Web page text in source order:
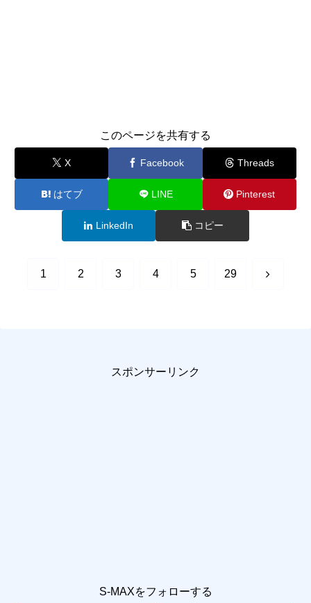
このページを共有する
X Facebook Threads
はてブ LINE Pinterest
LinkedIn コピー
1 2 3 4 5 29 次
スポンサーリンク
S-MAXをフォローする